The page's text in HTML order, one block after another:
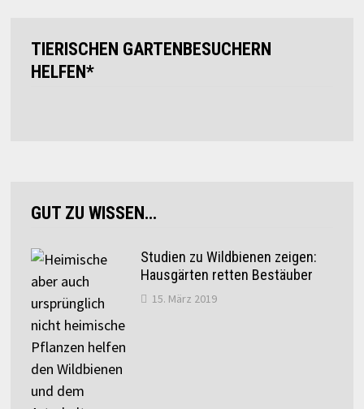
TIERISCHEN GARTENBESUCHERN
HELFEN*
GUT ZU WISSEN…
Studien zu Wildbienen zeigen:
Hausgärten retten Bestäuber
15. März 2019